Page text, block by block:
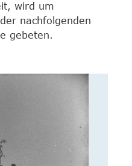
wird um
nachfolgenden
gebeten.